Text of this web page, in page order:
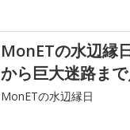
MonETの水辺縁
から巨大迷路ま
MonETの水辺縁日